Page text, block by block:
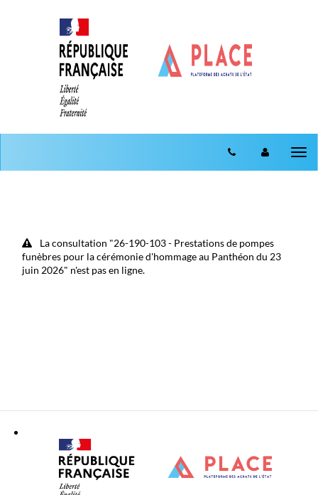
La consultation "26-190-103 - Prestations de pompes
funèbres pour la cérémonie d'hommage au Panthéon du 23
juin 2026" n'est pas en ligne.